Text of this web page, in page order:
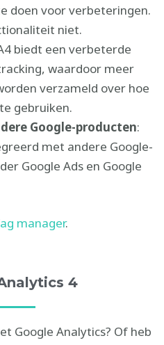
doen voor verbeteringen.
niet.
biedt een verbeterde
waardoor meer
verzameld over hoe
gebruiken.
Google-producten:
met andere Google-
Google Ads en Google
manager.
4
Google Analytics? Of heb